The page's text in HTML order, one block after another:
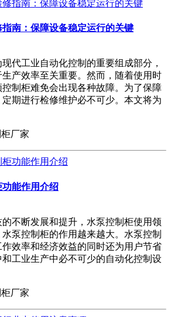
南：保障设备稳定运行的关键
代工业自动化控制的重要组成部分，
产效率至关重要。然而，随着使用时
制柜难免会出现各种故障。为了保障
期进行检修维护必不可少。本文将为
厂家
能作用介绍
不断发展和提升，水泵控制柜使用领
泵控制柜的作用越来越大。水泵控制
效率和经济效益的同时还为用户节省
和工业生产中必不可少的自动化控制设
厂家